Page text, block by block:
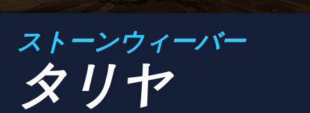
ストーンウィーバー
タリヤ